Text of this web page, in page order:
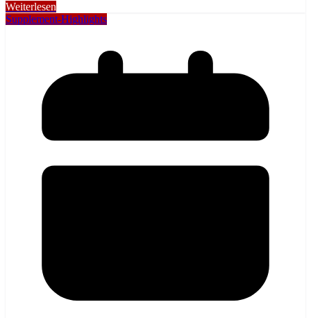
Weiterlesen
Supplement-Highlights